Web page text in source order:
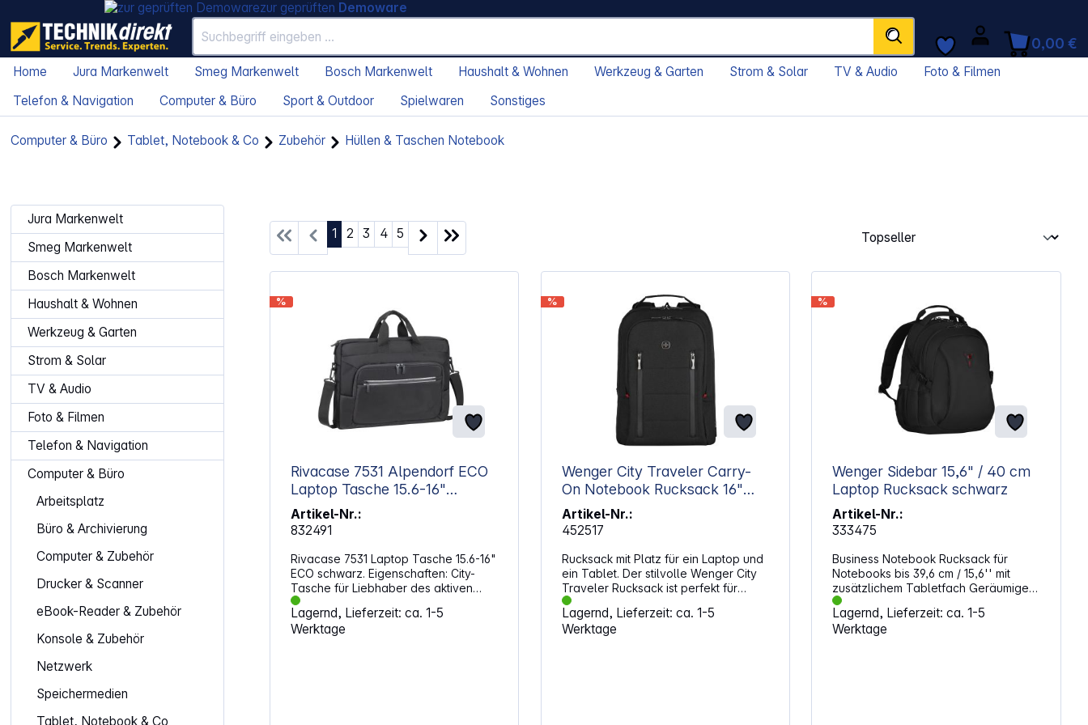
zur geprüften Demoware
0,00 €
Home Jura Markenwelt Smeg Markenwelt Bosch Markenwelt Haushalt & Wohnen Werkzeug & Garten Strom & Solar TV & Audio
Foto & Filmen
Telefon & Navigation
Computer & Büro Sport & Outdoor Spielwaren Sonstiges
Computer & Büro Tablet, Notebook & Co Zubehör Hüllen & Taschen Notebook
Jura Markenwelt
Smeg Markenwelt
Bosch Markenwelt
Haushalt & Wohnen
Werkzeug & Garten
Strom & Solar
TV & Audio
Foto & Filmen
Telefon & Navigation
Computer & Büro
Arbeitsplatz
Büro & Archivierung
Computer & Zubehör
Drucker & Scanner
eBook-Reader & Zubehör
Konsole & Zubehör
Netzwerk
Speichermedien
Tablet, Notebook & Co
Seite
1 Seite
2 Seite
3 Seite
4 Seite
5
%
Rivacase 7531 Alpendorf ECO
Laptop Tasche 15.6-16"
schwarz
Artikel-Nr.:
832491
Rivacase 7531 Laptop Tasche 15.6-16"
ECO schwarz. Eigenschaften: City-
Tasche für Liebhaber des aktiven
Lebensstils, produziert aus
hochwertigem, wasserabweisendem
Material Das Material wird aus PET-
Lagernd, Lieferzeit: ca. 1-5
Werktage
%
Wenger City Traveler Carry-
On Notebook Rucksack 16"
schwarz
Artikel-Nr.:
452517
Rucksack mit Platz für ein Laptop und
ein Tablet. Der stilvolle Wenger City
Traveler Rucksack ist perfekt für
kurze Geschäftsreisen. Es bietet ein
separates Fach für Kleidung und ein
gut geschütztes Laptop-Fach mit
Lagernd, Lieferzeit: ca. 1-5
Werktage
%
Wenger Sidebar 15,6" / 40 cm
Laptop Rucksack schwarz
Artikel-Nr.:
333475
Business Notebook Rucksack für
Notebooks bis 39,6 cm / 15,6'' mit
zusätzlichem Tabletfach Geräumiger
Business-Rucksack für den sicheren
Transport Ihres Notebooks.
Eigenschaften: Gepolstertes Fach für
Lagernd, Lieferzeit: ca. 1-5
Werktage